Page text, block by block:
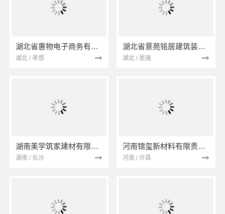
湖北省惠物电子商务有限公司
湖北 / 孝感
湖北省景苑铭居建筑装饰有限公司
湖北 / 恩施
湖南美学筑家建材有限公司
湖南 / 长沙
河南锦玺新材料有限责任公司
河南 / 许昌